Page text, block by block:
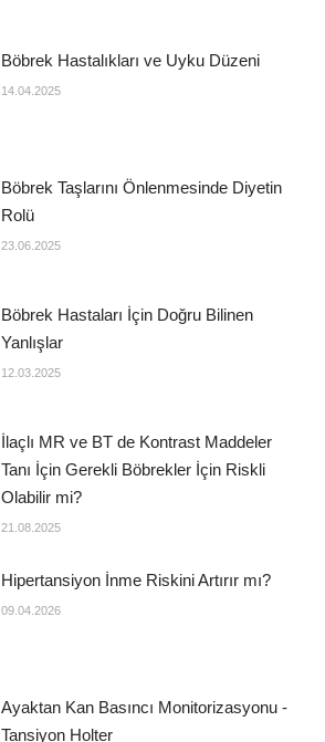
Böbrek Hastalıkları ve Uyku Düzeni
14.04.2025
Böbrek Taşlarını Önlenmesinde Diyetin
Rolü
23.06.2025
Böbrek Hastaları İçin Doğru Bilinen
Yanlışlar
12.03.2025
İlaçlı MR ve BT de Kontrast Maddeler
Tanı İçin Gerekli Böbrekler İçin Riskli
Olabilir mi?
21.08.2025
Hipertansiyon İnme Riskini Artırır mı?
09.04.2026
Ayaktan Kan Basıncı Monitorizasyonu -
Tansiyon Holter